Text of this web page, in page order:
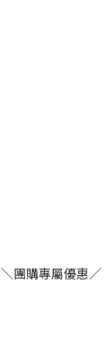
採冷
＼團購專屬優惠